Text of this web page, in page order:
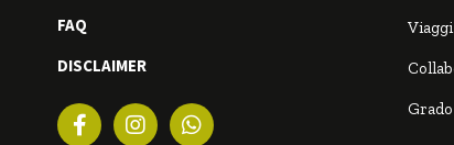
FAQ
DISCLAIMER